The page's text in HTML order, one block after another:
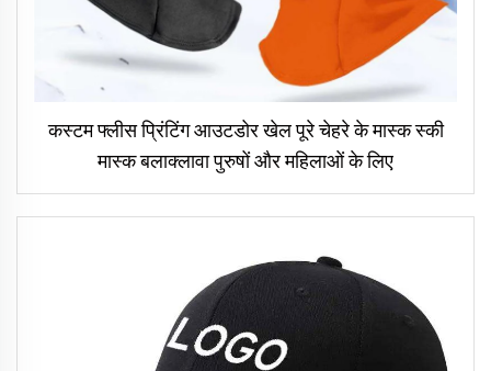
कस्टम फ्लीस प्रिंटिंग आउटडोर खेल पूरे चेहरे के मास्क स्की
मास्क बलाक्लावा पुरुषों और महिलाओं के लिए